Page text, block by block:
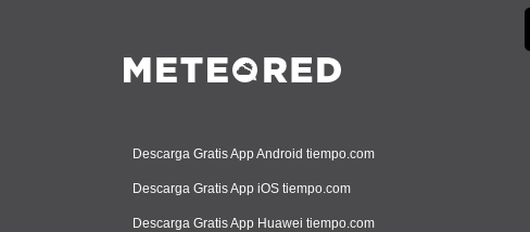
Descarga Gratis App Android tiempo.com
Descarga Gratis App iOS tiempo.com
Descarga Gratis App Huawei tiempo.com